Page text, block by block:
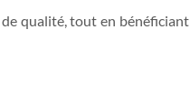
qualité, tout en bénéficiant